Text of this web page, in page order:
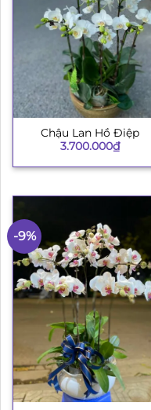
Chậu Lan Hồ Điệp
3.700.000₫
-9%